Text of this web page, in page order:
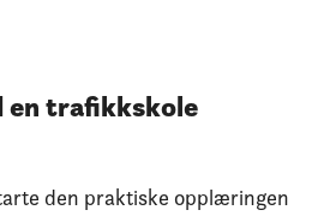
en trafikkskole
den praktiske opplæringen